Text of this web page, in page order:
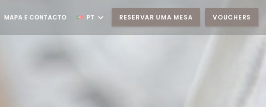
((ABRE NUMA NOVA JANELA))
MAPA E CONTACTO PT RESERVAR UMA MESA VOUCHERS